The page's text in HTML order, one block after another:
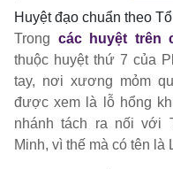
Huyệt đạo chuẩn theo
Trong các huyệt trên
thuộc huyệt thứ 7 của
tay, nơi xương mỏm
được xem là lỗ hổng
nhánh tách ra nối với
Minh, vì thế mà có tên là